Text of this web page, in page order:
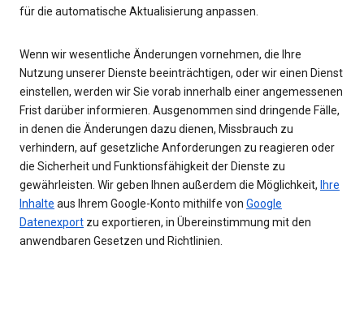
für die automatische Aktualisierung anpassen.
Wenn wir wesentliche Änderungen vornehmen, die Ihre
Nutzung unserer Dienste beeinträchtigen, oder wir einen Dienst
einstellen, werden wir Sie vorab innerhalb einer angemessenen
Frist darüber informieren. Ausgenommen sind dringende Fälle,
in denen die Änderungen dazu dienen, Missbrauch zu
verhindern, auf gesetzliche Anforderungen zu reagieren oder
die Sicherheit und Funktionsfähigkeit der Dienste zu
gewährleisten. Wir geben Ihnen außerdem die Möglichkeit, Ihre
Inhalte aus Ihrem Google-Konto mithilfe von Google
Datenexport zu exportieren, in Übereinstimmung mit den
anwendbaren Gesetzen und Richtlinien.